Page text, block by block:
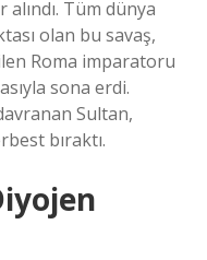
Tüm dünya
olan bu savaş,
Roma imparatoru
sona erdi.
Sultan,
bıraktı.